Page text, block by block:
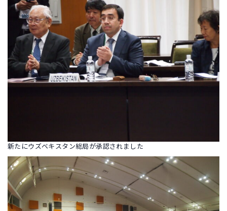
新たにウズベキスタン総局が承認されました